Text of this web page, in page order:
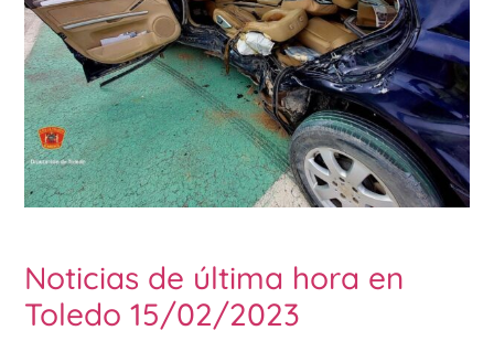
Noticias de última hora en
Toledo 15/02/2023